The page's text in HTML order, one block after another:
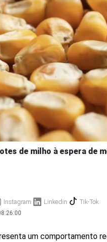
de milho à espera de
Instagram Linkedin Tik-Tok
um comportamento